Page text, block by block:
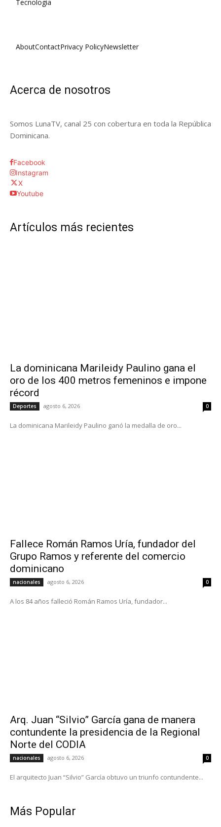
Tecnologia
AboutContactPrivacy PolicyNewsletter
Acerca de nosotros
Somos LunaTV, canal 25 con cobertura en toda la República
Dominicana.
Facebook
Instagram
X
Youtube
Artículos más recientes
La dominicana Marileidy Paulino gana el
oro de los 400 metros femeninos e impone
récord
Deportes agosto 6, 2026 0
La dominicana Marileidy Paulino ganó la medalla de oro...
Fallece Román Ramos Uría, fundador del
Grupo Ramos y referente del comercio
dominicano
nacionales agosto 6, 2026 0
A los 84 años falleció Román Ramos Uría, fundador...
Arq. Juan “Silvio” García gana de manera
contundente la presidencia de la Regional
Norte del CODIA
nacionales agosto 6, 2026 0
El arquitecto Juan “Silvio” García obtuvo un triunfo contundente...
Más Popular